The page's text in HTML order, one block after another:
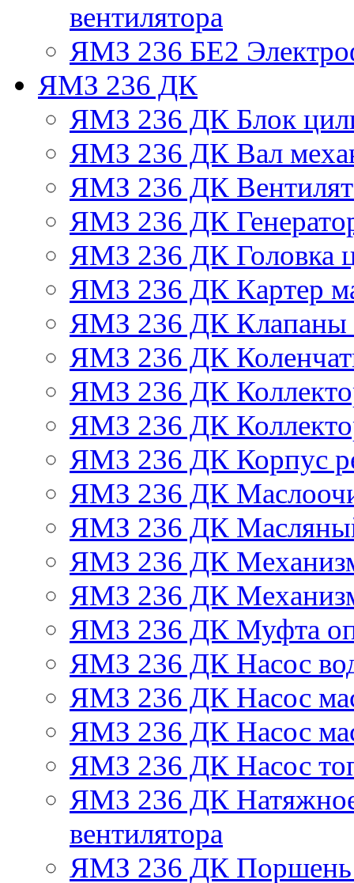
вентилятора
ЯМЗ 236 БЕ2
ЯМЗ 236 ДК
ЯМЗ 236 ДК Блок
ЯМЗ 236 ДК Вал
ЯМЗ 236 ДК
ЯМЗ 236 ДК
ЯМЗ 236 ДК Головка
ЯМЗ 236 ДК Картер
ЯМЗ 236 ДК Клапаны
ЯМЗ 236 ДК
ЯМЗ 236 ДК
ЯМЗ 236 ДК
ЯМЗ 236 ДК Корпус
ЯМЗ 236 ДК
ЯМЗ 236 ДК
ЯМЗ 236 ДК
ЯМЗ 236 ДК
ЯМЗ 236 ДК Муфта
ЯМЗ 236 ДК Насос
ЯМЗ 236 ДК Насос
ЯМЗ 236 ДК Насос
ЯМЗ 236 ДК Насос
ЯМЗ 236 ДК Натяжное
вентилятора
ЯМЗ 236 ДК Поршень